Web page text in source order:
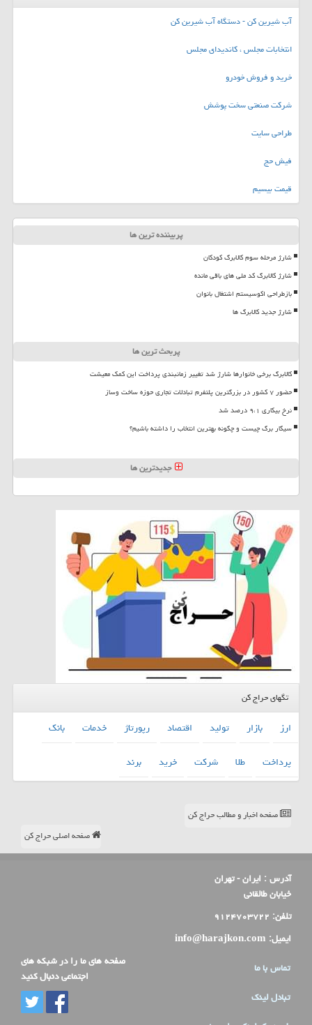
آب شیرین کن - دستگاه آب شیرین کن
انتخابات مجلس ، کاندیدای مجلس
خرید و فروش خودرو
شرکت صنعتی سخت پوشش
طراحی سایت
فیش حج
قیمت بیسیم
پربیننده ترین ها
شارژ مرحله سوم کالابرگ کودکان
شارژ کالابرگ کد ملی های باقی مانده
بازطراحی اکوسیستم اشتغال بانوان
شارژ جدید کالابرگ ها
پربحث ترین ها
کالابرگ برخی خانوارها شارژ شد تغییر زمانبندی پرداخت این کمک معیشت
حضور ۷ کشور در بزرگترین پلتفرم تبادلات تجاری حوزه ساخت وساز
نرخ بیکاری ۹،۱ درصد شد
سیگار برگ چیست و چگونه بهترین انتخاب را داشته باشیم؟
جدیدترین ها
تگهای حراج کن
ارز بازار تولید اقتصاد رپورتاژ خدمات
بانك
پرداخت
طلا شركت خرید برند
صفحه اخبار و مطالب حراج کن
صفحه اصلی حراج کن
آدرس : ایران - تهران
خیابان طالقانی
تلفن: ۹۱۲۴۷۰۳۷۲۲
ایمیل: info@harajkon.com
تماس با ما
تبادل لینک
صفحه های ما را در شبکه های
اجتماعی دنبال کنید